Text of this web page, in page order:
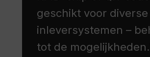
geschikt voor diverse
inleversystemen –
tot de